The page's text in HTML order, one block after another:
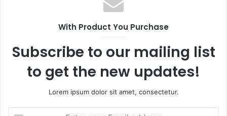
With Product You Purchase
Subscribe to our mailing list
to get the new updates!
Lorem ipsum dolor sit amet, consectetur.